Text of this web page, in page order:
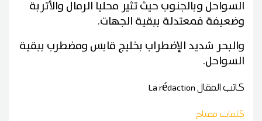
السواحل وبالجنوب حيث تثير محليا الرمال والأتربة
وضعيفة فمعتدلة ببقية الجهات.
والبحر شديد الإضطراب بخليج قابس ومضطرب ببقية
السواحل.
كاتب المقالLa rédaction
كلمات مفتاح